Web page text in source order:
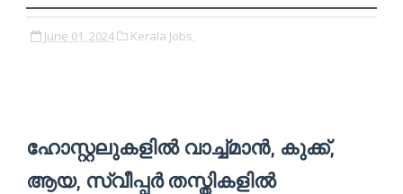
June 01, 2024 Kerala Jobs,
ഹോസ്റ്റലുകളില്‍ വാച്ച്മാന്‍, കുക്ക്,
ആയ, സ്വീപ്പര്‍ തസ്തികളിൽ